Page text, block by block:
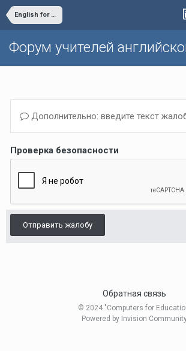
English for All - Алексей Конобеев's Blog
Форум учителей
Дополнительно: введите текст
Проверка безопасности
Отправить жалобу
Обратная связь
© 2024 "Computers for
Powered by Invision